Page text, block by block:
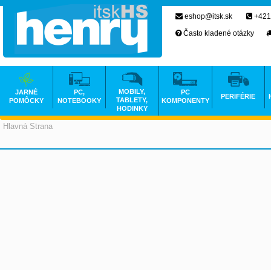
Hlavná Strana
eshop@itsk.sk
Často kladené otázky
JARNÉ
POMÔCKY
PC,
NOTEBOOKY
MOBILY,
TABLETY,
HODINKY
PC
KOMPONENTY
PERIFÉRIE